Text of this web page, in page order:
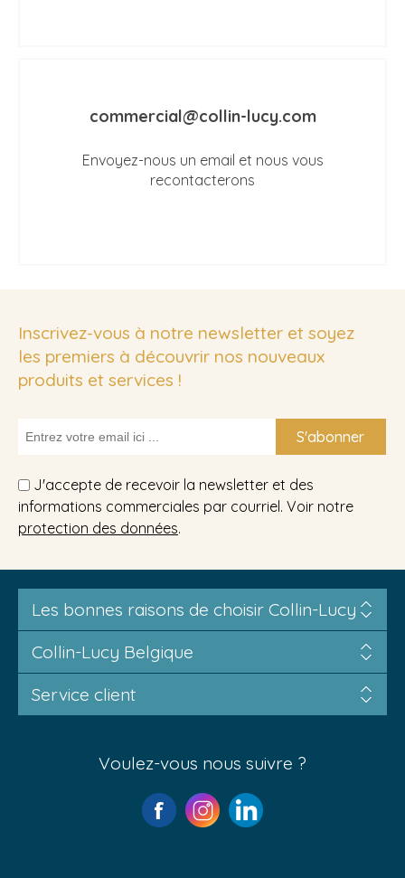
commercial@collin-lucy.com
Envoyez-nous un email et nous vous
recontacterons
Inscrivez-vous à notre newsletter et soyez
les premiers à découvrir nos nouveaux
produits et services !
S'abonner
J'accepte de recevoir la newsletter et des
informations commerciales par courriel. Voir notre
protection des données.
Les bonnes raisons de choisir Collin-Lucy
Collin-Lucy Belgique
Service client
Voulez-vous nous suivre ?